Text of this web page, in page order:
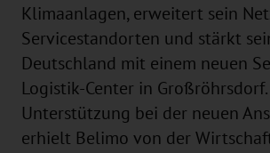
Klimaanlagen, erweitert sein
Servicestandorten und stärkt
Deutschland mit einem neuen
Logistik-Center in Großröhrsdorf.
Unterstützung bei der neuen
erhielt Belimo von der